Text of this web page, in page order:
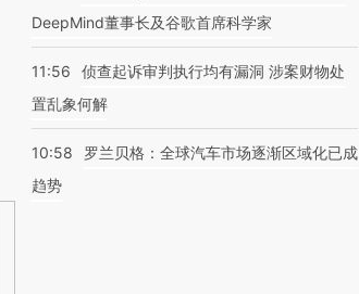
DeepMind董事长及谷歌首席科学家
11:56
侦查起诉审判执行均有漏洞 涉案财物处
置乱象何解
10:58
罗兰贝格：全球汽车市场逐渐区域化已成
趋势